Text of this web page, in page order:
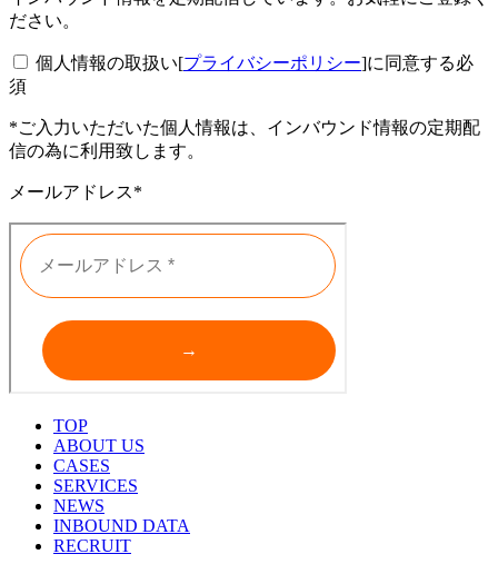
ださい。
個人情報の取扱い[プライバシーポリシー]に同意する必
須
*ご入力いただいた個人情報は、インバウンド情報の定期配
信の為に利用致します。
メールアドレス*
TOP
ABOUT US
CASES
SERVICES
NEWS
INBOUND DATA
RECRUIT